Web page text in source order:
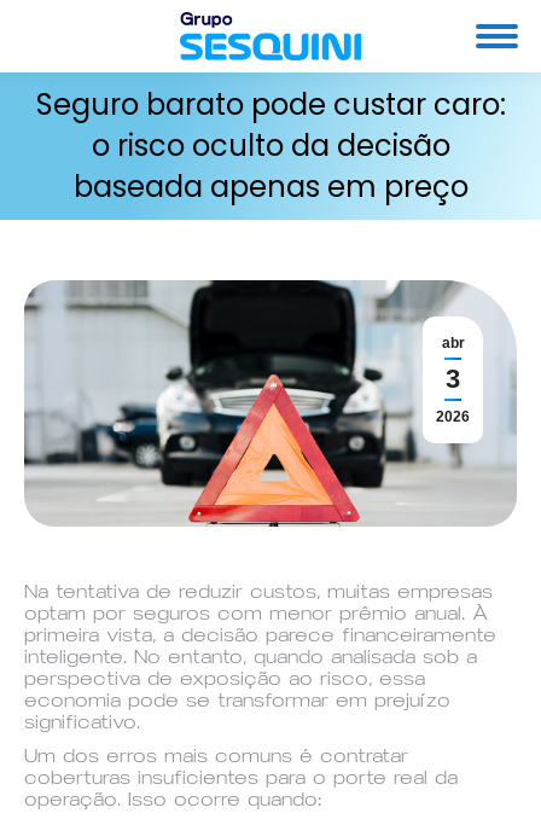
Seguro barato pode custar caro:
o risco oculto da decisão
baseada apenas em preço
abr
3
2026
Na tentativa de reduzir custos, muitas empresas
optam por seguros com menor prêmio anual. À
primeira vista, a decisão parece financeiramente
inteligente. No entanto, quando analisada sob a
perspectiva de exposição ao risco, essa
economia pode se transformar em prejuízo
significativo.
Um dos erros mais comuns é contratar
coberturas insuficientes para o porte real da
operação. Isso ocorre quando: